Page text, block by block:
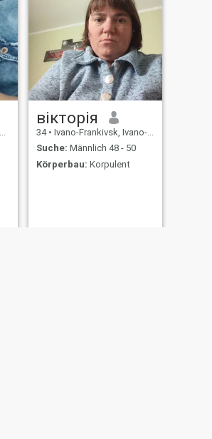
вікторія
34 • Ivano-Frankivsk, Ivano-Frankivs'k, Ukraine
Suche: Männlich 48 - 50
Körperbau: Korpulent